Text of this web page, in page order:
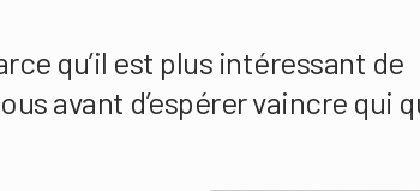
qu’il est plus intéressant de
avant d’espérer vaincre qui